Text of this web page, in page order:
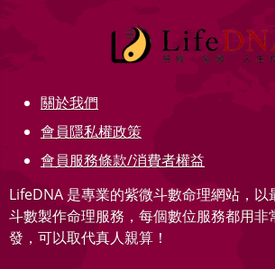
關於我們
會員隱私權政策
會員服務條款/消費者權益
LifeDNA 是專業的紫微斗數命理網站，以
斗數製作命理服務，每個數位服務都用非
發，可以取代真人親算！